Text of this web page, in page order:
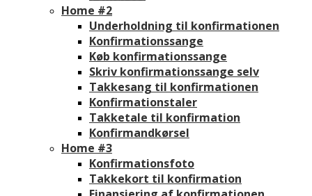
Home #2
Underholdning til konfirmationen
Konfirmationssange
Køb konfirmationssange
Skriv konfirmationssange selv
Takkesang til konfirmationen
Konfirmationstaler
Takketale til konfirmation
Konfirmandkørsel
Home #3
Konfirmationsfoto
Takkekort til konfirmation